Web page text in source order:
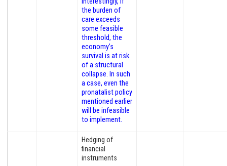
the burden of
care exceeds
some feasible
threshold, the
economy’s
survival is at risk
of a structural
collapse. In such
a case, even the
pronatalist policy
mentioned earlier
will
be infeasible
to implement.
Hedging of
financial
instruments